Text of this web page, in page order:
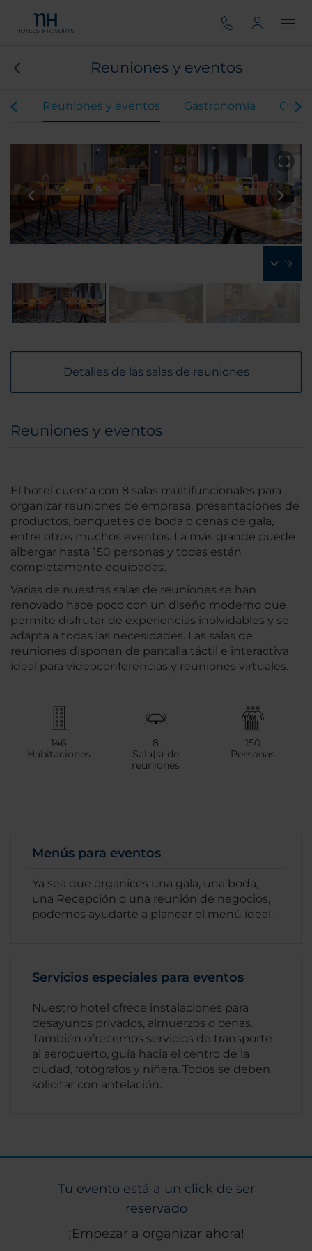
Reuniones y eventos
Reuniones y eventos Gastronomía
19
Detalles de las salas de reuniones
Reuniones y eventos
El hotel cuenta con 8 salas multifuncionales para
organizar reuniones de empresa, presentaciones de
productos, banquetes de boda o cenas de gala,
entre otros muchos eventos. La más grande puede
albergar hasta 150 personas y todas están
completamente equipadas.
Varias de nuestras salas de reuniones se han
renovado hace poco con un diseño moderno que
permite disfrutar de experiencias inolvidables y se
adapta a todas las necesidades. Las salas de
reuniones disponen de pantalla táctil e interactiva
ideal para videoconferencias y reuniones virtuales.
146
Habitaciones
8
Sala(s) de
reuniones
150
Personas
Menús para eventos
Ya sea que organices una gala, una boda,
una Recepción o una reunión de negocios,
podemos ayudarte a planear el menú ideal.
Servicios especiales para eventos
Nuestro hotel ofrece instalaciones para
desayunos privados, almuerzos o cenas.
También ofrecemos servicios de transporte
al aeropuerto, guía hacia el centro de la
ciudad, fotógrafos y niñera. Todos se deben
solicitar con antelación.
Tu evento está a un click de ser
reservado
¡Empezar a organizar ahora!